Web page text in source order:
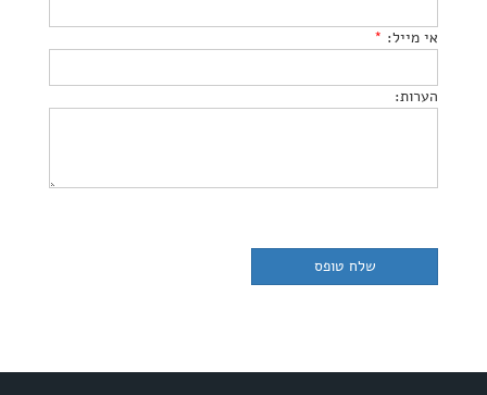
אי מייל: *
הערות: